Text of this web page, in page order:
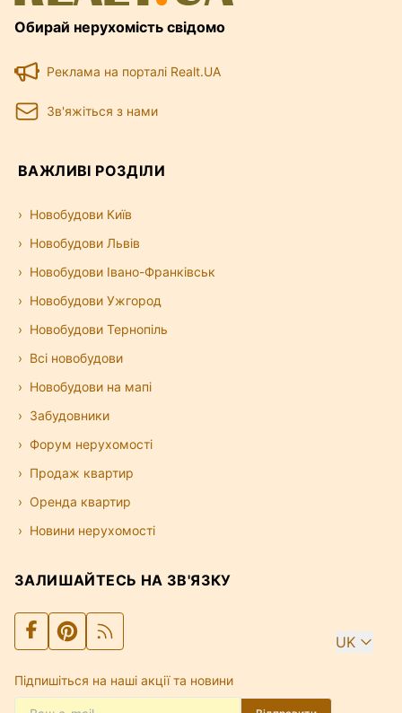
Обирай нерухомість свідомо
Реклама на порталі Realt.UA
Зв'яжіться з нами
ВАЖЛИВІ РОЗДІЛИ
Новобудови Київ
Новобудови Львів
Новобудови Івано-Франківськ
Новобудови Ужгород
Новобудови Тернопіль
Всі новобудови
Новобудови на мапі
Забудовники
Форум нерухомості
Продаж квартир
Оренда квартир
Новини нерухомості
ЗАЛИШАЙТЕСЬ НА ЗВ'ЯЗКУ
UK
Підпишіться на наші акції та новини